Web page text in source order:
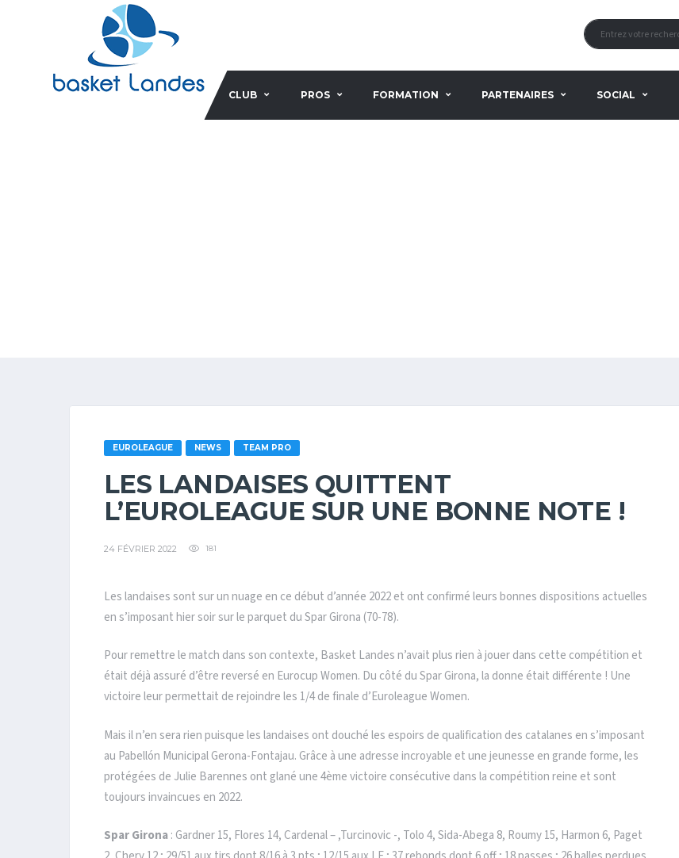
CLUB PROS FORMATION PARTENAIRES SOCIAL
EUROLEAGUE NEWS TEAM PRO
LES LANDAISES QUITTENT
L’EUROLEAGUE SUR UNE BONNE NOTE !
24 FÉVRIER 2022 181
Les landaises sont sur un nuage en ce début d’année 2022 et ont confirmé leurs bonnes dispositions actuelles
en s’imposant hier soir sur le parquet du Spar Girona (70-78).
Pour remettre le match dans son contexte, Basket Landes n’avait plus rien à jouer dans cette compétition et
était déjà assuré d’être reversé en Eurocup Women. Du côté du Spar Girona, la donne était différente ! Une
victoire leur permettait de rejoindre les 1/4 de finale d’Euroleague Women.
Mais il n’en sera rien puisque les landaises ont douché les espoirs de qualification des catalanes en s’imposant
au Pabellón Municipal Gerona-Fontajau. Grâce à une adresse incroyable et une jeunesse en grande forme, les
protégées de Julie Barennes ont glané une 4ème victoire consécutive dans la compétition reine et sont
toujours invaincues en 2022.
Spar Girona: Gardner 15, Flores 14, Cardenal – ,Turcinovic -, Tolo 4, Sida-Abega 8, Roumy 15, Harmon 6, Paget